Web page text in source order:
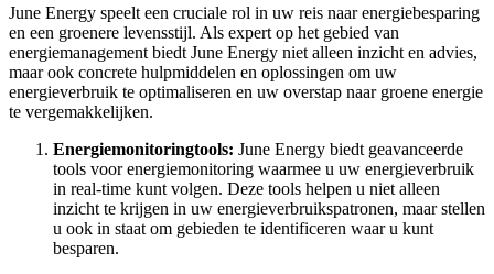
June Energy speelt een cruciale rol in uw reis naar energiebesparing
en een groenere levensstijl. Als expert op het gebied van
energiemanagement biedt June Energy niet alleen inzicht en advies,
maar ook concrete hulpmiddelen en oplossingen om uw
energieverbruik te optimaliseren en uw overstap naar groene energie
te vergemakkelijken.
Energiemonitoringtools: June Energy biedt geavanceerde
tools voor energiemonitoring waarmee u uw energieverbruik
in real-time kunt volgen. Deze tools helpen u niet alleen
inzicht te krijgen in uw energieverbruikspatronen, maar stellen
u ook in staat om gebieden te identificeren waar u kunt
besparen.